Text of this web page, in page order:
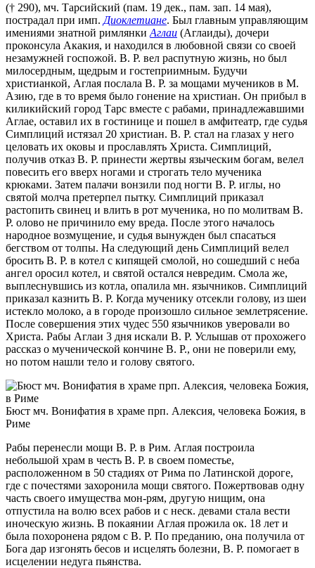
(† 290), мч. Тарсийский (пам. 19 дек., пам. зап. 14 мая),
пострадал при имп. Диоклетиане. Был главным управляющим
имениями знатной римлянки Аглаи (Аглаиды), дочери
проконсула Акакия, и находился в любовной связи со своей
незамужней госпожой. В. Р. вел распутную жизнь, но был
милосердным, щедрым и гостеприимным. Будучи
христианкой, Аглая послала В. Р. за мощами мучеников в М.
Азию, где в то время было гонение на христиан. Он прибыл в
киликийский город Тарс вместе с рабами, принадлежавшими
Аглае, оставил их в гостинице и пошел в амфитеатр, где судья
Симплиций истязал 20 христиан. В. Р. стал на глазах у него
целовать их оковы и прославлять Христа. Симплиций,
получив отказ В. Р. принести жертвы языческим богам, велел
повесить его вверх ногами и строгать тело мученика
крюками. Затем палачи вонзили под ногти В. Р. иглы, но
святой молча претерпел пытку. Симплиций приказал
растопить свинец и влить в рот мученика, но по молитвам В.
Р. олово не причинило ему вреда. После этого началось
народное возмущение, и судья вынужден был спасаться
бегством от толпы. На следующий день Симплиций велел
бросить В. Р. в котел с кипящей смолой, но сошедший с неба
ангел оросил котел, и святой остался невредим. Смола же,
выплеснувшись из котла, опалила мн. язычников. Симплиций
приказал казнить В. Р. Когда мученику отсекли голову, из шеи
истекло молоко, а в городе произошло сильное землетрясение.
После совершения этих чудес 550 язычников уверовали во
Христа. Рабы Аглаи 3 дня искали В. Р. Услышав от прохожего
рассказ о мученической кончине В. Р., они не поверили ему,
но потом нашли тело и голову святого.
Бюст мч. Вонифатия в храме прп. Алексия, человека Божия, в
Риме
Рабы перенесли мощи В. Р. в Рим. Аглая построила
небольшой храм в честь В. Р. в своем поместье,
расположенном в 50 стадиях от Рима по Латинской дороге,
где с почестями захоронила мощи святого. Пожертвовав одну
часть своего имущества мон-рям, другую нищим, она
отпустила на волю всех рабов и с неск. девами стала вести
иноческую жизнь. В покаянии Аглая прожила ок. 18 лет и
была похоронена рядом с В. Р. По преданию, она получила от
Бога дар изгонять бесов и исцелять болезни, В. Р. помогает в
исцелении недуга пьянства.